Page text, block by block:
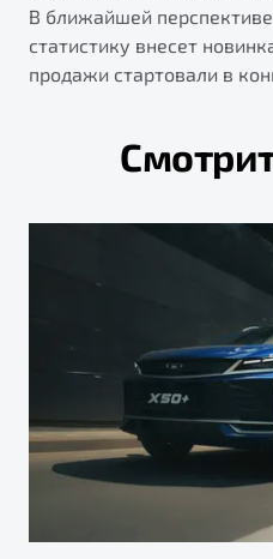
В ближайшей
статистику внесет
продажи стартовали в